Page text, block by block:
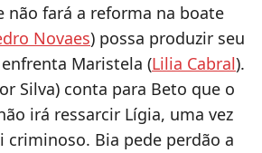
não fará a reforma na boate
Novaes) possa produzir seu
Maristela (Lilia Cabral).
Silva) conta para Beto que o
irá ressarcir Lígia, uma vez
criminoso. Bia pede perdão a